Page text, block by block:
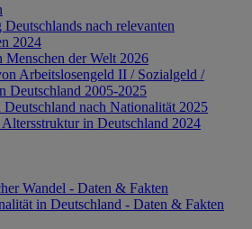
nach relevanten
2024
Menschen der Welt 2026
Arbeitslosengeld II / Sozialgeld /
Deutschland 2005-2025
Deutschland nach Nationalität 2025
in Deutschland 2024
Wandel - Daten & Fakten
in Deutschland - Daten & Fakten